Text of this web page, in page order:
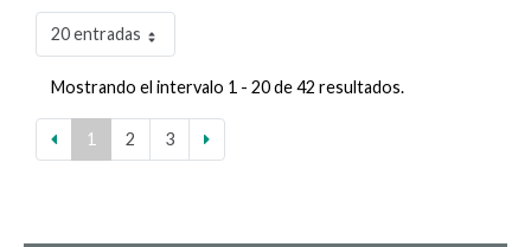
20 entradas
Mostrando el intervalo 1 - 20 de 42 resultados.
1 2 3